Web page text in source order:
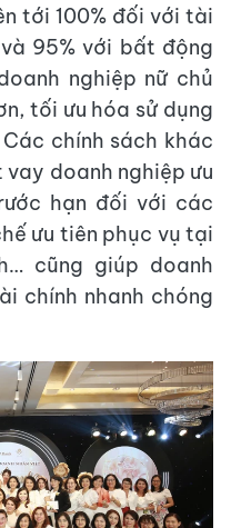
tới 100% đối với tài
95% với bất động
nghiệp nữ chủ
tối ưu hóa sử dụng
chính sách khác
vay doanh nghiệp ưu
hạn đối với các
ưu tiên phục vụ tại
cũng giúp doanh
chính nhanh chóng